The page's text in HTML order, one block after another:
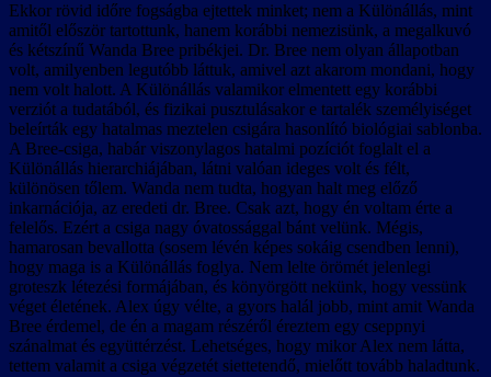
Ekkor rövid időre fogságba ejtettek minket; nem a Különállás, mint
amitől először tartottunk, hanem korábbi nemezisünk, a megalkuvó
és kétszínű Wanda Bree pribékjei. Dr. Bree nem olyan állapotban
volt, amilyenben legutóbb láttuk, amivel azt akarom mondani, hogy
nem volt halott. A Különállás valamikor elmentett egy korábbi
verziót a tudatából, és fizikai pusztulásakor e tartalék személyiséget
beleírták egy hatalmas meztelen csigára hasonlító biológiai sablonba.
A Bree-csiga, habár viszonylagos hatalmi pozíciót foglalt el a
Különállás hierarchiájában, látni valóan ideges volt és félt,
különösen tőlem. Wanda nem tudta, hogyan halt meg előző
inkarnációja, az eredeti dr. Bree. Csak azt, hogy én voltam érte a
felelős. Ezért a csiga nagy óvatossággal bánt velünk. Mégis,
hamarosan bevallotta (sosem lévén képes sokáig csendben lenni),
hogy maga is a Különállás foglya. Nem lelte örömét jelenlegi
groteszk létezési formájában, és könyörgött nekünk, hogy vessünk
véget életének. Alex úgy vélte, a gyors halál jobb, mint amit Wanda
Bree érdemel, de én a magam részéről éreztem egy cseppnyi
szánalmat és együttérzést. Lehetséges, hogy mikor Alex nem látta,
tettem valamit a csiga végzetét siettetendő, mielőtt tovább haladtunk.